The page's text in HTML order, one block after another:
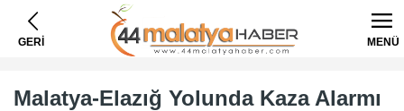
GERİ MENÜ
Malatya-Elazığ Yolunda Kaza Alarmı